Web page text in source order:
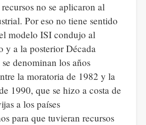
no se aplicaron al
Por eso no tiene sentido
modelo ISI condujo al
y a la posterior Década
denominan los años
la moratoria de 1982 y la
1990, que se hizo a costa de
a los países
para que tuvieran recursos